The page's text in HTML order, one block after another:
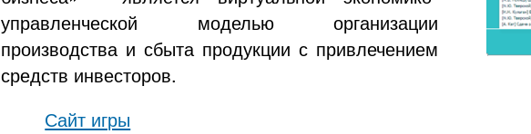
управленческой моделью организации
производства и сбыта продукции с привлечением
средств инвесторов.
Сайт игры